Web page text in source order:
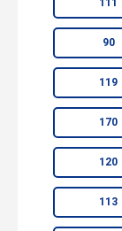
111
90
119
170
120
113